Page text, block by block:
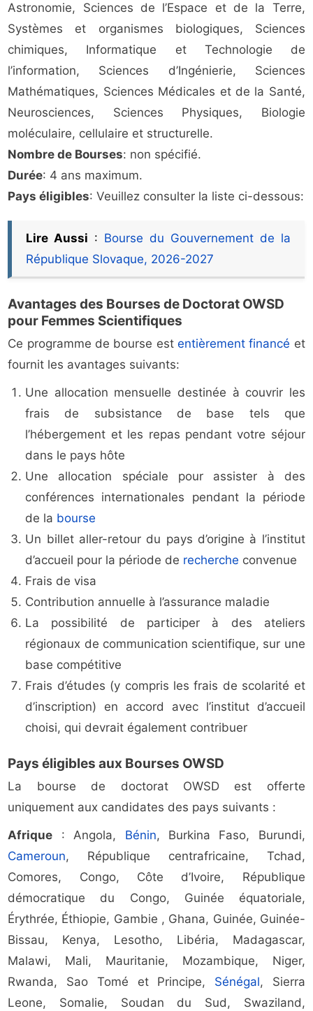
Astronomie, Sciences de l’Espace et de la Terre,
Systèmes et organismes biologiques, Sciences
chimiques, Informatique et Technologie de
l’information, Sciences d’Ingénierie, Sciences
Mathématiques, Sciences Médicales et de la Santé,
Neurosciences, Sciences Physiques, Biologie
moléculaire, cellulaire et structurelle.
Nombre de Bourses: non spécifié.
Durée: 4 ans maximum.
Pays éligibles: Veuillez consulter la liste ci-dessous:
Lire Aussi : Bourse du Gouvernement de la
République Slovaque, 2026-2027
Avantages des Bourses de Doctorat OWSD
pour Femmes Scientifiques
Ce programme de bourse estentièrement financé et
fournit les avantages suivants:
Une allocation mensuelle destinée à couvrir les
frais de subsistance de base tels que
l’hébergement et les repas pendant votre séjour
dans le pays hôte
Une allocation spéciale pour assister à des
conférences internationales pendant la période
de la bourse
Un billet aller-retour du pays d’origine à l’institut
d’accueil pour la période de recherche convenue
Frais de visa
Contribution annuelle à l’assurance maladie
La possibilité de participer à des ateliers
régionaux de communication scientifique, sur une
base compétitive
Frais d’études (y compris les frais de scolarité et
d’inscription) en accord avec l’institut d’accueil
choisi, qui devrait également contribuer
Pays éligibles aux Bourses OWSD
La bourse de doctorat OWSD est offerte
uniquement aux candidates des pays suivants :
Afrique : Angola, Bénin, Burkina Faso, Burundi,
Cameroun, République centrafricaine, Tchad,
Comores, Congo, Côte d’Ivoire, République
démocratique du Congo, Guinée équatoriale,
Érythrée, Éthiopie, Gambie , Ghana, Guinée, Guinée-
Bissau, Kenya, Lesotho, Libéria, Madagascar,
Malawi, Mali, Mauritanie, Mozambique, Niger,
Rwanda, Sao Tomé et Principe, Sénégal, Sierra
Leone, Somalie, Soudan du Sud, Swaziland,